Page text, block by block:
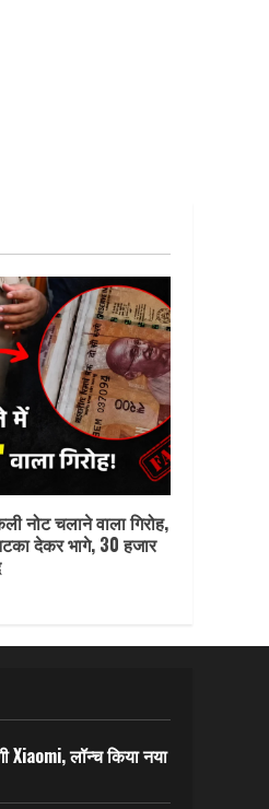
नोट चलाने वाला गिरोह,
देकर भागे, 30 हजार
Xiaomi, लॉन्च किया नया